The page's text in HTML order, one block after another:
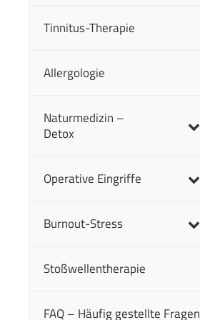
Tinnitus-Therapie
Allergologie
Naturmedizin –
Detox
Operative Eingriffe
Burnout-Stress
Stoßwellentherapie
FAQ – Häufig gestellte Fragen